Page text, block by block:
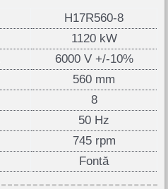
H17R560-8
1120 kW
6000 V +/-10%
560 mm
8
50 Hz
745 rpm
Fontă